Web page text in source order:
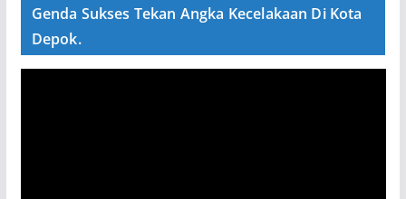
Genda Sukses Tekan Angka Kecelakaan Di Kota
Depok.